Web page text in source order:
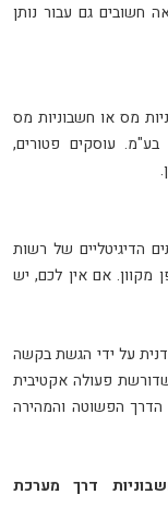
חשובים גם עבור נותן
מס או חשבוניות מס
עוסקים פטורים,
.
הדיגיטליים של רשות
מקוון. אם אין לכם, יש
על ידי הגשת בקשה
פעולה אקטיבית
חשבונית מעל 25,000 ש"ח. הדרך הפשוטה והמהירה
דרך מערכת